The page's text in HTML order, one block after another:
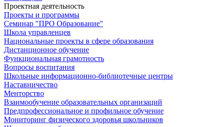
Проектная деятельность
Проекты и программы
Семинар "ПРО Образование"
Школа управленцев
Национальные проекты в сфере образования
Дистанционное обучение
Функциональная грамотность
Вопросы воспитания
Школьные информационно-библиотечные центры
Наставничество
Менторство
Взаимообучение образовательных организаций
Предпрофессиональное и профильное обучение
Мониторинг физического здоровья школьников